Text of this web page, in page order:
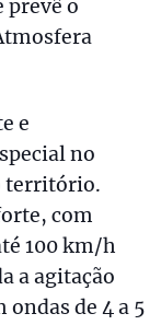
prevê o
e
no
território.
com
100 km/h
a agitação
de 4 a 5